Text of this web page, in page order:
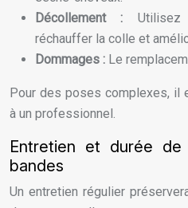
Décollement :
réchauffer la colle et
Dommages : Le
Pour des poses complexes, il
à un professionnel.
Entretien et durée
bandes
Un entretien régulier